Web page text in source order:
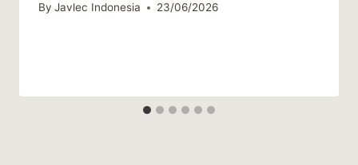
By Javlec Indonesia 23/06/2026